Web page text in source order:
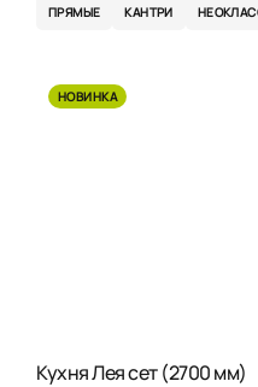
ПРЯМЫЕ КАНТРИ
НОВИНКА
Кухня Лея сет (2700 мм)